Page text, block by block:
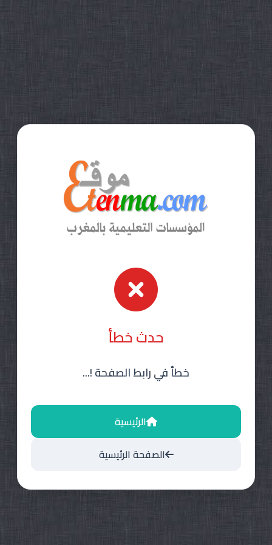
حدث خطأ
خطأ في رابط الصفحة !...
الرئيسية
الصفحة الرئيسية